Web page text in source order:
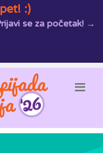
:)
se za početak! →